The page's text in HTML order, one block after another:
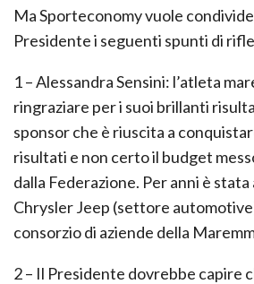
Ma Sporteconomy vuole
Presidente i seguenti spunti di
1 – Alessandra Sensini: l’atleta
ringraziare per i suoi brillanti
sponsor che è riuscita a
risultati e non certo il budget
dalla Federazione. Per anni è
Chrysler Jeep (settore
consorzio di aziende della
2 – Il Presidente dovrebbe capire